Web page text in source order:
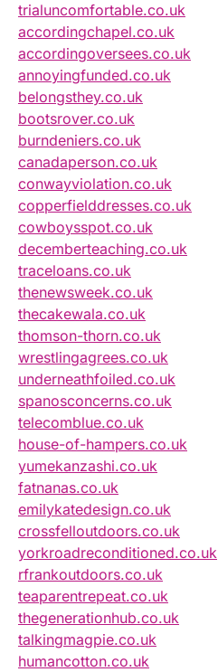
trialuncomfortable.co.uk
accordingchapel.co.uk
accordingoversees.co.uk
annoyingfunded.co.uk
belongsthey.co.uk
bootsrover.co.uk
burndeniers.co.uk
canadaperson.co.uk
conwayviolation.co.uk
copperfielddresses.co.uk
cowboysspot.co.uk
decemberteaching.co.uk
traceloans.co.uk
thenewsweek.co.uk
thecakewala.co.uk
thomson-thorn.co.uk
wrestlingagrees.co.uk
underneathfoiled.co.uk
spanosconcerns.co.uk
telecomblue.co.uk
house-of-hampers.co.uk
yumekanzashi.co.uk
fatnanas.co.uk
emilykatedesign.co.uk
crossfelloutdoors.co.uk
yorkroadreconditioned.co.uk
rfrankoutdoors.co.uk
teaparentrepeat.co.uk
thegenerationhub.co.uk
talkingmagpie.co.uk
humancotton.co.uk